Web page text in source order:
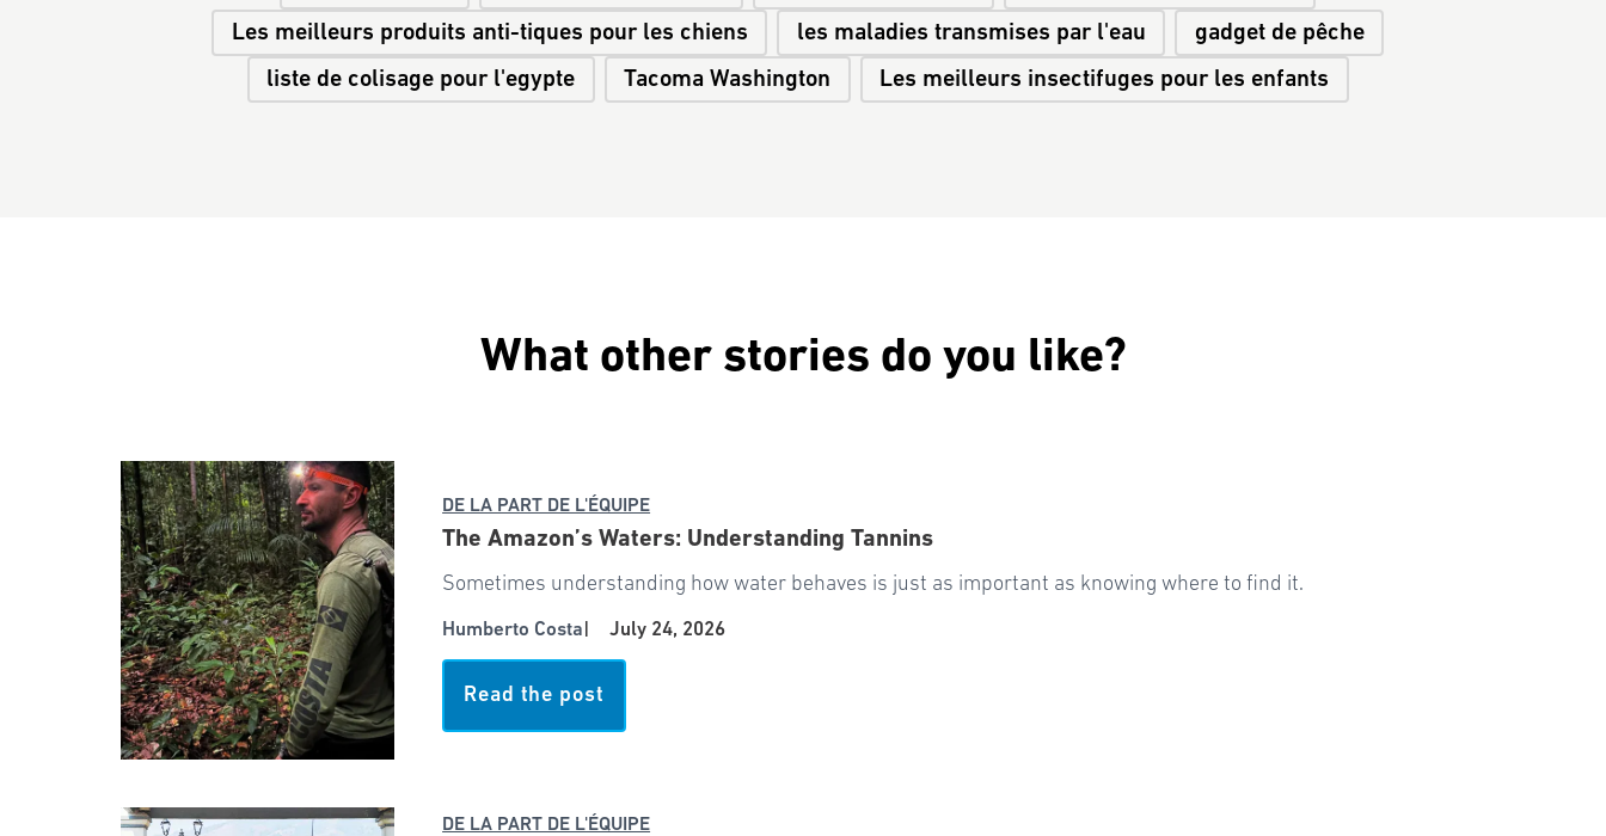
Les meilleurs produits anti-tiques pour les chiens
les maladies transmises par l'eau
gadget de pêche
liste de colisage pour l'egypte
Tacoma Washington Les meilleurs insectifuges pour les enfants
What other stories do you like?
DE LA PART DE L'ÉQUIPE
The Amazon’s Waters: Understanding Tannins
Sometimes understanding how water behaves is just as important as knowing where to find it.
Humberto Costa |July 24, 2026
Read the post
DE LA PART DE L'ÉQUIPE